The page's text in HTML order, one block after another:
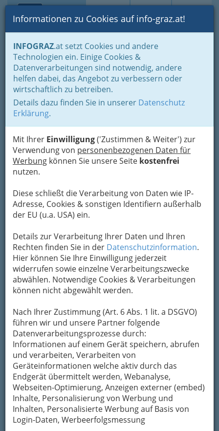
Suche Login Toggle
Informationen zu Cookies auf info-graz.at!
INFOGRAZ.at setzt Cookies und andere
Technologien ein. Einige Cookies &
Datenverarbeitungen sind notwendig, andere
helfen dabei, das Angebot zu verbessern oder
wirtschaftlich zu betreiben.
Details dazu finden Sie in unserer Datenschutz
Erklärung.
Mit Ihrer Einwilligung('Zustimmen & Weiter') zur
Verwendung von personenbezogenen Daten für
Werbung können Sie unsere Seite kostenfrei
nutzen.
Diese schließt die Verarbeitung von Daten wie IP-
Adresse, Cookies & sonstigen Identifiern außerhalb
der EU (u.a. USA) ein.
Details zur Verarbeitung Ihrer Daten und Ihren
Rechten finden Sie in der Datenschutzinformation.
Hier können Sie Ihre Einwilligung jederzeit
widerrufen sowie einzelne Verarbeitungszwecke
abwählen. Notwendige Cookies & Verarbeitungen
können nicht abgewählt werden.
Nach Ihrer Zustimmung (Art. 6 Abs. 1 lit. a DSGVO)
führen wir und unsere Partner folgende
Datenverarbeitungsprozesse durch:
Informationen auf einem Gerät speichern, abrufen
und verarbeiten, Verarbeiten von
Geräteinformationen welche aktiv durch das
Endgerät übermittelt werden, Webanalyse,
Webseiten-Optimierung, Anzeigen externer (embed)
Inhalte, Personalisierung von Werbung und
Inhalten, Personalisierte Werbung auf Basis von
Login-Daten, Werbeerfolgsmessung
Home Branchen
Johann Hofer
Raiffeisenstraße, 8041 Graz-Liebenau
Karte
Adresse mit Google Maps anschauen
Die wichtigsten Kategorien
Einkaufen & Schenken - der
Handel